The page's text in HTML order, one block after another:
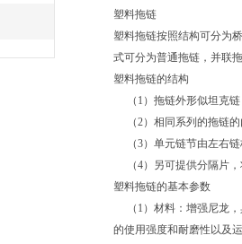
塑料拖链
塑料拖链按照结构可分为
式可分为普通拖链，并联
塑料拖链的结构
（1）拖链外形似坦克
（2）相同系列的拖链的
（3）单元链节由左右链
（4）另可提供分隔片，
塑料拖链的基本参数
（1）材料：增强尼龙，
的使用强度和耐磨性以及